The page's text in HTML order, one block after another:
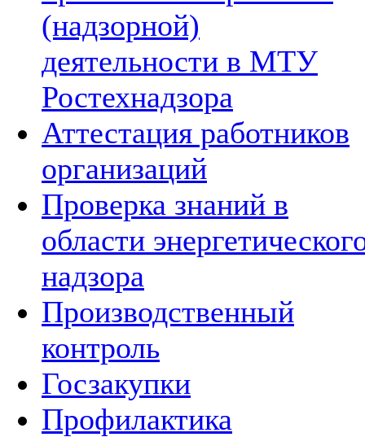
(надзорной)
деятельности в МТУ
Ростехнадзора
Аттестация работников
организаций
Проверка знаний в
области
надзора
Производственный
контроль
Госзакупки
Профилактика